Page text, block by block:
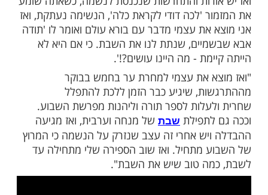
יותר ויותר לקדוש ברוך הוא. ראיתי הרבה
וניסים שהקדוש ברוך הוא עושה. אתה לומד
ואתה מגלה בכל דבר אלוקות. זה העצים
היהדות, הרוחניות, וכל מה שקשור באמונה.
השבוע אני מחכה לשבת המלכה. סופר יום
שעה. וכשהיא נכנסת, הנשמה מתמלאת
טהורה. החלות והתבשילים שאשתי אופה
זה טעם של גן עדן.
הכנסת - כאילו זה יום החופה שלי. מתרגש